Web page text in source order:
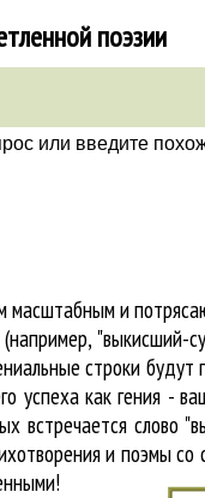
поэзии
или введите
масштабным и
"выкисший-
строки будут
успеха как гения -
встречаетсяслово
и поэмы